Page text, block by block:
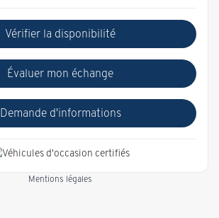
Vérifier la disponibilité
Évaluer mon échange
Demande d'informations
Mentions légales